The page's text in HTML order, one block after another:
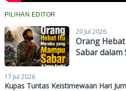
PILIHAN EDITOR
20 Jul 2026
Orang
Sabar dalam
17 Jul 2026
Kupas Tuntas Keistimewaan Hari